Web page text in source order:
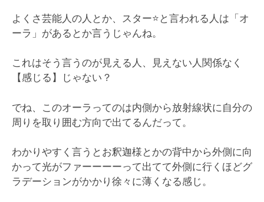
よくさ芸能人の人とか、スター⭐️と言われる人は「オ
ーラ」があるとか言うじゃんね。
これはそう言うのが見える人、見えない人関係なく
【感じる】じゃない？
でね、このオーラってのは内側から放射線状に自分の
周りを取り囲む方向で出てるんだって。
わかりやすく言うとお釈迦様とかの背中から外側に向
かって光がファーーーーって出てて外側に行くほどグ
ラデーションがかかり徐々に薄くなる感じ。